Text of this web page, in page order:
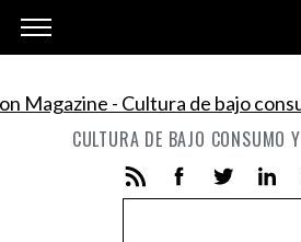
CULTURA DE BAJO CONSUMO